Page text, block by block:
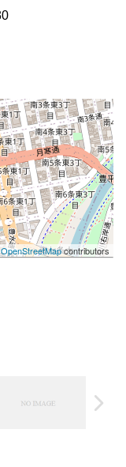
OpenStreetMapcontributors